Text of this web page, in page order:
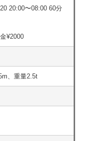
20:00〜08:00 60分
¥2000
、重量2.5t